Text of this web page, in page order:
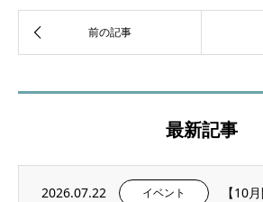
最新記事
2026.07.22 イベント